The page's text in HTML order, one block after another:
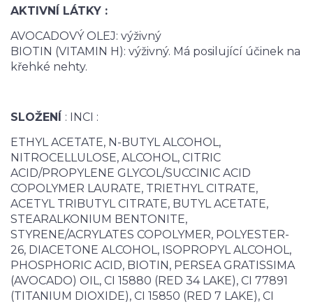
AKTIVNÍ LÁTKY :
AVOCADOVÝ OLEJ: výživný
BIOTIN (VITAMIN H): výživný. Má posilující účinek na
křehké nehty.
SLOŽENÍ : INCI :
ETHYL ACETATE, N-BUTYL ALCOHOL,
NITROCELLULOSE, ALCOHOL, CITRIC
ACID/PROPYLENE GLYCOL/SUCCINIC ACID
COPOLYMER LAURATE, TRIETHYL CITRATE,
ACETYL TRIBUTYL CITRATE, BUTYL ACETATE,
STEARALKONIUM BENTONITE,
STYRENE/ACRYLATES COPOLYMER, POLYESTER-
26, DIACETONE ALCOHOL, ISOPROPYL ALCOHOL,
PHOSPHORIC ACID, BIOTIN, PERSEA GRATISSIMA
(AVOCADO) OIL, CI 15880 (RED 34 LAKE), CI 77891
(TITANIUM DIOXIDE), CI 15850 (RED 7 LAKE), CI